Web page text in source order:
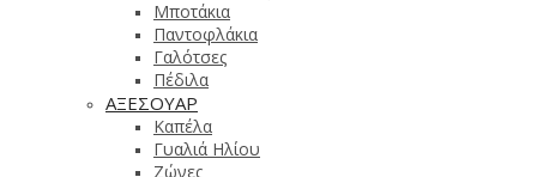
Μποτάκια
Παντοφλάκια
Γαλότσες
Πέδιλα
ΑΞΕΣΟΥΑΡ
Καπέλα
Γυαλιά Ηλίου
Ζώνες